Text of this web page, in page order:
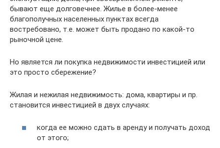
бывают еще долговечнее. Жилье в более-менее
благополучных населенных пунктах всегда
востребовано, т.е. может быть продано по какой-то
рыночной цене.
Но является ли покупка недвижимости инвестицией или
это просто сбережение?
Жилая и нежилая недвижимость: дома, квартиры и пр.
становится инвестицией в двух случаях:
когда ее можно сдать в аренду и получать доход
от этого;